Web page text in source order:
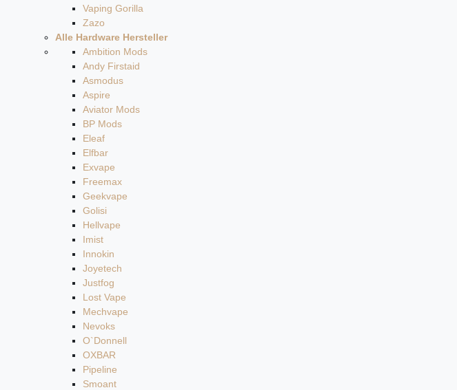
Vaping Gorilla
Zazo
Alle Hardware Hersteller
Ambition Mods
Andy Firstaid
Asmodus
Aspire
Aviator Mods
BP Mods
Eleaf
Elfbar
Exvape
Freemax
Geekvape
Golisi
Hellvape
Imist
Innokin
Joyetech
Justfog
Lost Vape
Mechvape
Nevoks
O`Donnell
OXBAR
Pipeline
Smoant